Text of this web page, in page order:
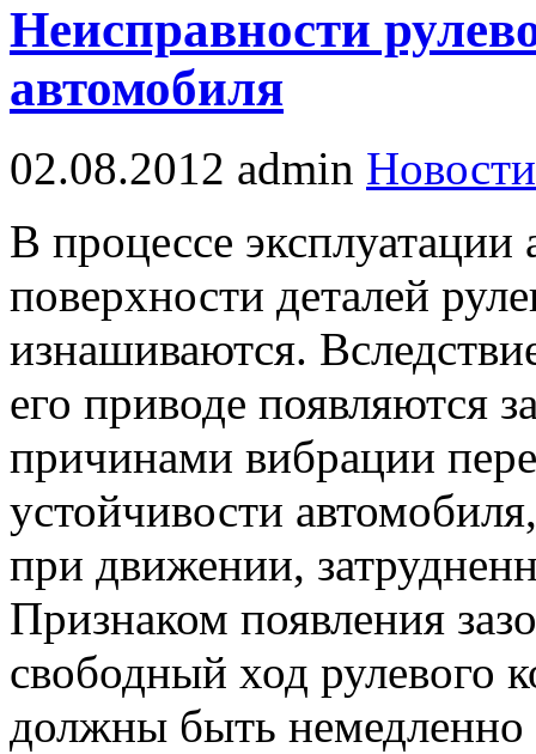
Неисправности
автомобиля
02.08.2012 admin Новости
В процессе эксплуатации
поверхности деталей
изнашиваются.
его приводе появляются
причинами вибрации
устойчивости
при движении,
Признаком появления
свободный ход рулевого
должны быть